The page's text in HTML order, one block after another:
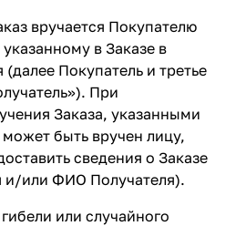
вручается Покупателю
в Заказе в
(далее Покупатель и третье
При
Заказа, указанными
быть вручен лицу,
сведения о Заказе
и/или ФИО Получателя).
или случайного